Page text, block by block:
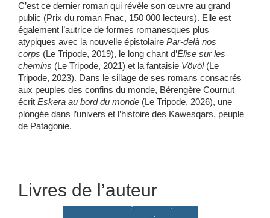
C’est ce dernier roman qui révèle son œuvre au grand
public (Prix du roman Fnac, 150 000 lecteurs). Elle est
également l’autrice de formes romanesques plus
atypiques avec la nouvelle épistolaire Par-delà nos
corps (Le Tripode, 2019), le long chant d’Élise sur les
chemins (Le Tripode, 2021) et la fantaisie Vövöl(Le
Tripode, 2023). Dans le sillage de ses romans consacrés
aux peuples des confins du monde, Bérengère Cournut
écrit Eskera au bord du monde (Le Tripode, 2026), une
plongée dans l’univers et l’histoire des Kawesqars, peuple
de Patagonie.
Livres de l’auteur